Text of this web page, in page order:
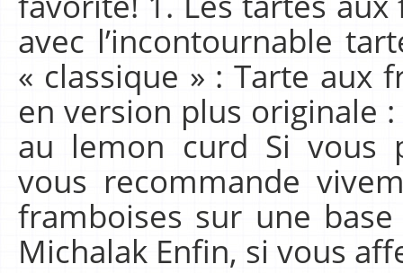
avec l’incontournable
« classique » : Tarte aux
en version plus originale
au lemon curd Si vous
vous recommande
framboises sur une
Michalak Enfin, si vous